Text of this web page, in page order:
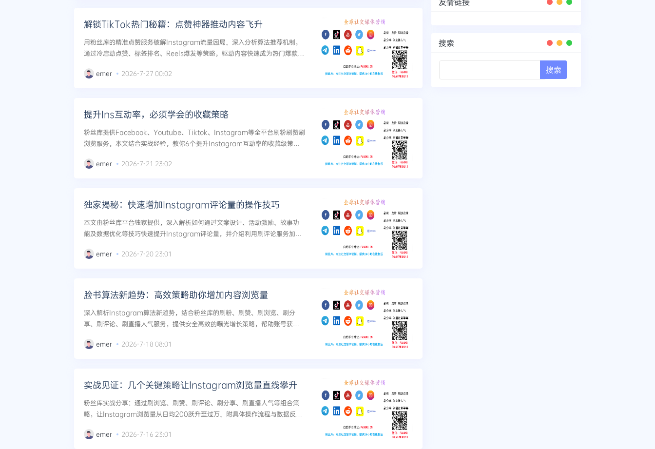
解锁TikTok热门秘籍：点赞神器推动内容飞升
用粉丝库的精准点赞服务破解Instagram流量困局。深入分析算法推荐机制，
通过冷启动点赞、标签排名、Reels爆发等策略，驱动内容快速成为热门爆款，
emer 2026-7-27 00:02
提升Ins互动率，必须学会的收藏策略
粉丝库提供Facebook、Youtube、Tiktok、Instagram等全平台刷粉刷赞刷
浏览服务。本文结合实战经验，教你6个提升Instagram互动率的收藏级策
emer 2026-7-21 23:02
独家揭秘：快速增加Instagram评论量的操作技巧
本文由粉丝库平台独家提供，深入解析如何通过文案设计、活动激励、故事功
能及数据优化等技巧快速提升Instagram评论量，并介绍利用刷评论服务加速
emer 2026-7-20 23:01
脸书算法新趋势：高效策略助你增加内容浏览量
深入解析Instagram算法新趋势，结合粉丝库的刷粉、刷赞、刷浏览、刷分
享、刷评论、刷直播人气服务，提供安全高效的曝光增长策略，帮助账号获得
emer 2026-7-18 08:01
实战见证：几个关键策略让Instagram浏览量直线攀升
粉丝库实战分享：通过刷浏览、刷赞、刷评论、刷分享、刷直播人气等组合策
略，让Instagram浏览量从日均200跃升至过万。附具体操作流程与数据反推
emer 2026-7-16 23:01
搜索